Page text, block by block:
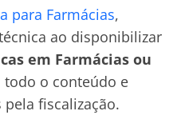
para Farmácias,
ao disponibilizar
em Farmácias ou
o conteúdo e
fiscalização.